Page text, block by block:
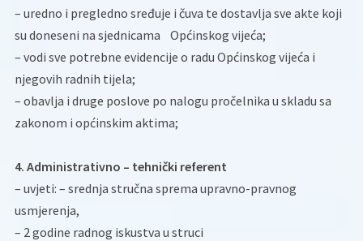
– uredno i pregledno sređuje i čuva te dostavlja sve akte koji
su doneseni na sjednicama Općinskog vijeća;
– vodi sve potrebne evidencije o radu Općinskog vijeća i
njegovih radnih tijela;
– obavlja i druge poslove po nalogu pročelnika u skladu sa
zakonom i općinskim aktima;
4. Administrativno – tehnički referent
– uvjeti: – srednja stručna sprema upravno-pravnog
usmjerenja,
– 2 godine radnog iskustva u struci